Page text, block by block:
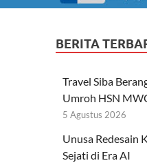
BERITA
Travel Siba
Umroh HSN
5 Agustus 2026
Unusa Redesain
Sejati di Era AI